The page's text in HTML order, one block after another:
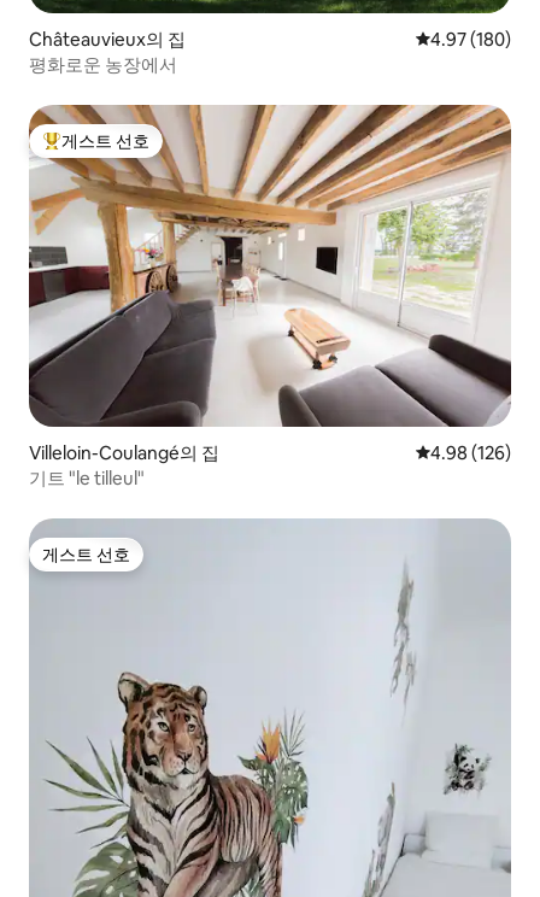
Châteauvieux의 집 평점 4.97점(5
4.97 (180)
평화로운 농장에서
상위 게스트 선호
게스트 선호
Villeloin-Coulangé의 집 평점 4.98점(5
4.98 (126)
기트 "le tilleul"
게스트 선호
게스트 선호